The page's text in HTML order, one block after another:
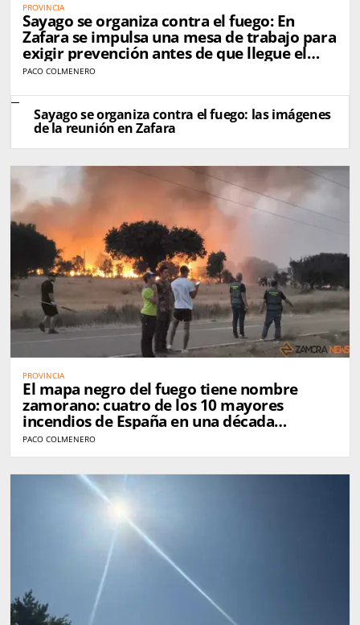
PROVINCIA
Sayago se organiza contra el fuego: En
Zafara se impulsa una mesa de trabajo para
exigir prevención antes de que llegue el
próximo incendio
PACO COLMENERO
Sayago se organiza contra el fuego: las imágenes
de la reunión en Zafara
PROVINCIA
El mapa negro del fuego tiene nombre
zamorano: cuatro de los 10 mayores
incendios de España en una década
golpearon Zamora
PACO COLMENERO